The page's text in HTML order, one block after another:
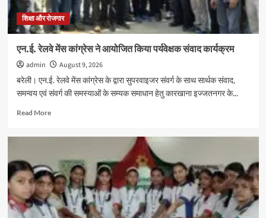
शिक्षा और रोजगार
एन.ई. रेलवे मेंस कांग्रेस ने आयोजित किया पर्यवेक्षक संवाद कार्यक्रम
admin
August 9, 2026
बरेली। एन.ई. रेलवे मेंस कांग्रेस के द्वारा सुपरवाइजर संवर्ग के साथ सार्थक संवाद,
समन्वय एवं संवर्ग की समस्याओं के सम्यक समाधान हेतु कारखाना इज्जतनगर के...
Read MoreRead
मेंस
कांग्रेस
ने
आयोजित
किया